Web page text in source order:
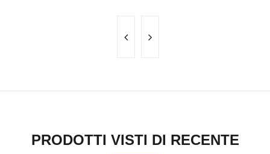
PRODOTTI VISTI DI RECENTE